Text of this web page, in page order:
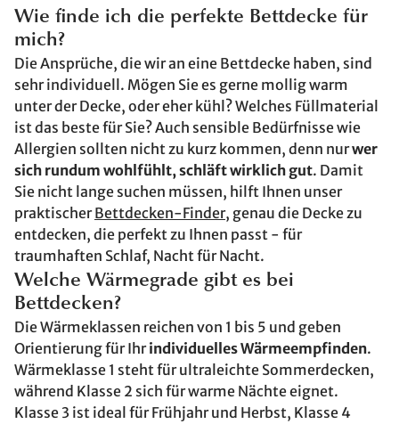
Wie finde ich die perfekte Bettdecke für
mich?
Die Ansprüche, die wir an eine Bettdecke haben, sind
sehr individuell. Mögen Sie es gerne mollig warm
unter der Decke, oder eher kühl? Welches Füllmaterial
ist das beste für Sie? Auch sensible Bedürfnisse wie
Allergien sollten nicht zu kurz kommen, denn nurwer
sich rundum wohlfühlt, schläft wirklich gut. Damit
Sie nicht lange suchen müssen, hilft Ihnen unser
praktischerBettdecken-Finder, genau die Decke zu
entdecken, die perfekt zu Ihnen passt - für
traumhaften Schlaf, Nacht für Nacht.
Welche Wärmegrade gibt es bei
Bettdecken?
Die Wärmeklassen reichen von 1 bis 5 und geben
Orientierung für Ihrindividuelles Wärmeempfinden.
Wärmeklasse 1 steht für ultraleichte Sommerdecken,
während Klasse 2 sich für warme Nächte eignet.
Klasse 3 ist ideal für Frühjahr und Herbst, Klasse 4